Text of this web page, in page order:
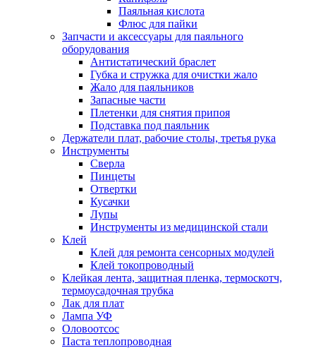
Паяльная кислота
Флюс для пайки
Запчасти и аксессуары для паяльного
оборудования
Антистатический браслет
Губка и стружка для очистки жало
Жало для паяльников
Запасные части
Плетенки для снятия припоя
Подставка под паяльник
Держатели плат, рабочие столы, третья рука
Инструменты
Сверла
Пинцеты
Отвертки
Кусачки
Лупы
Инструменты из медицинской стали
Клей
Клей для ремонта сенсорных модулей
Клей токопроводный
Клейкая лента, защитная пленка, термоскотч,
термоусадочная трубка
Лак для плат
Лампа УФ
Оловоотсос
Паста теплопроводная